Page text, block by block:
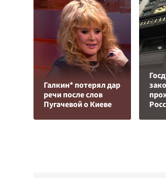
Галкин* потерял дар
речи после слов
Пугачевой о Киеве